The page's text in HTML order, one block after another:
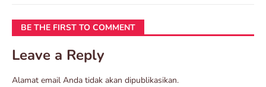
BE THE FIRST TO COMMENT
Leave a Reply
Alamat email Anda tidak akan dipublikasikan.